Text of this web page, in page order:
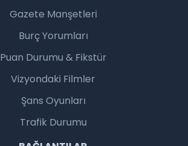
Gazete Manşetleri
Burç Yorumları
Puan Durumu & Fikstür
Vizyondaki Filmler
Şans Oyunları
Trafik Durumu